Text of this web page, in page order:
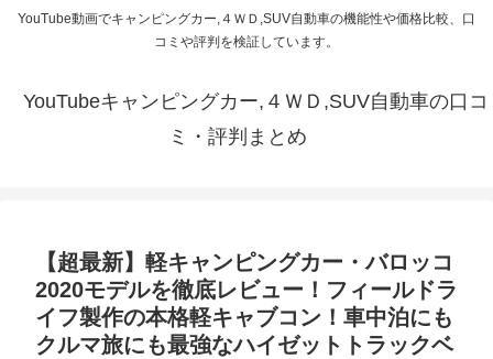
YouTube動画でキャンピングカー,４ＷＤ,SUV自動車の機能性や価格比較、口
コミや評判を検証しています。
YouTubeキャンピングカー,４ＷＤ,SUV自動車の口コ
ミ・評判まとめ
【超最新】軽キャンピングカー・バロッコ
2020モデルを徹底レビュー！フィールドラ
イフ製作の本格軽キャブコン！車中泊にも
クルマ旅にも最強なハイゼットトラックベ